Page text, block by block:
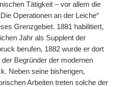
Tätigkeit – vor allem die
Operationen an der Leiche“
Grenzgebiet. 1881 habilitiert,
Jahr als Supplent der
berufen, 1882 wurde er dort
Begründer der modernen
Neben seine bisherigen,
Arbeiten treten solche der